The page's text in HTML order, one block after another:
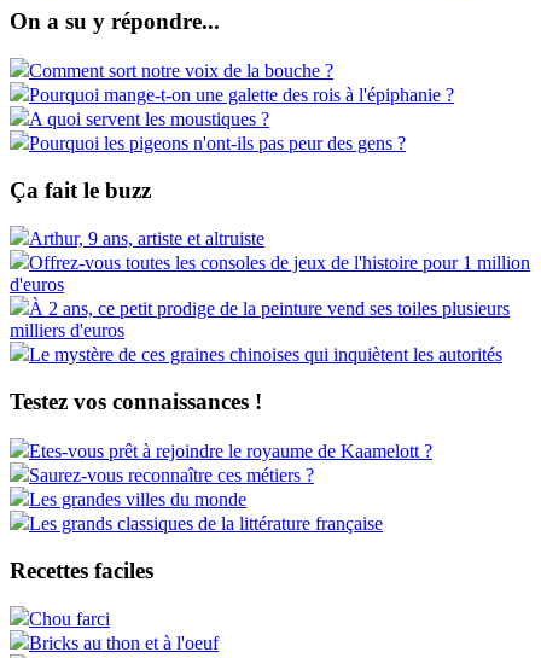
On a su y répondre...
Comment sort notre voix de la bouche ?
Pourquoi mange-t-on une galette des rois à l'épiphanie ?
A quoi servent les moustiques ?
Pourquoi les pigeons n'ont-ils pas peur des gens ?
Ça fait le buzz
Arthur, 9 ans, artiste et altruiste
Offrez-vous toutes les consoles de jeux de l'histoire pour 1 million
d'euros
À 2 ans, ce petit prodige de la peinture vend ses toiles plusieurs
milliers d'euros
Le mystère de ces graines chinoises qui inquiètent les autorités
Testez vos connaissances !
Etes-vous prêt à rejoindre le royaume de Kaamelott ?
Saurez-vous reconnaître ces métiers ?
Les grandes villes du monde
Les grands classiques de la littérature française
Recettes faciles
Chou farci
Bricks au thon et à l'oeuf